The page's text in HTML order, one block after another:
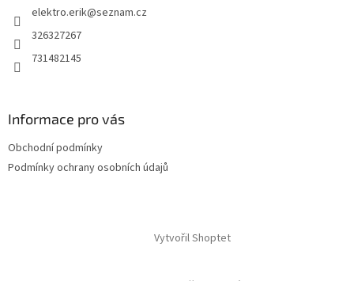
elektro.erik@seznam.cz
326327267
731482145
Informace pro vás
Obchodní podmínky
Podmínky ochrany osobních údajů
Vytvořil Shoptet